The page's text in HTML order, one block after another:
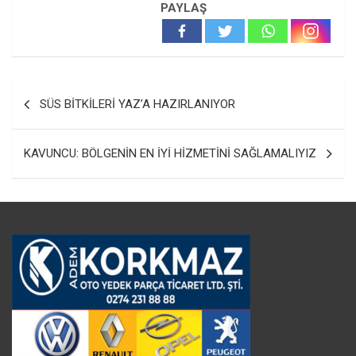
PAYLAŞ
Yazı
SÜS BİTKİLERİ YAZ’A HAZIRLANIYOR
KAVUNCU: BÖLGENİN EN İYİ HİZMETİNİ SAĞLAMALIYIZ